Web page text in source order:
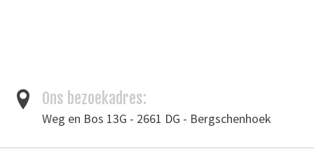
Ons bezoekadres:
Weg en Bos 13G - 2661 DG - Bergschenhoek